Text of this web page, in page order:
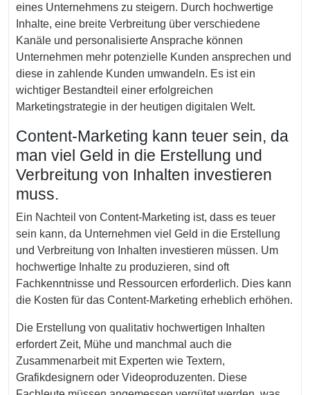
eines Unternehmens zu steigern. Durch hochwertige
Inhalte, eine breite Verbreitung über verschiedene
Kanäle und personalisierte Ansprache können
Unternehmen mehr potenzielle Kunden ansprechen und
diese in zahlende Kunden umwandeln. Es ist ein
wichtiger Bestandteil einer erfolgreichen
Marketingstrategie in der heutigen digitalen Welt.
Content-Marketing kann teuer sein, da
man viel Geld in die Erstellung und
Verbreitung von Inhalten investieren
muss.
Ein Nachteil von Content-Marketing ist, dass es teuer
sein kann, da Unternehmen viel Geld in die Erstellung
und Verbreitung von Inhalten investieren müssen. Um
hochwertige Inhalte zu produzieren, sind oft
Fachkenntnisse und Ressourcen erforderlich. Dies kann
die Kosten für das Content-Marketing erheblich erhöhen.
Die Erstellung von qualitativ hochwertigen Inhalten
erfordert Zeit, Mühe und manchmal auch die
Zusammenarbeit mit Experten wie Textern,
Grafikdesignern oder Videoproduzenten. Diese